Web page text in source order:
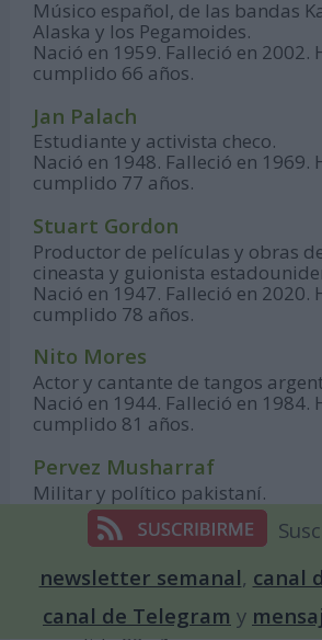
Músico español, de las bandas
Alaska y los Pegamoides.
Nació en 1959. Falleció en 2002.
cumplido 66 años.
Jan Palach
Estudiante y activista checo.
Nació en 1948. Falleció en 1969.
cumplido 77 años.
Stuart Gordon
Productor de películas y obras
cineasta y guionista
Nació en 1947. Falleció en 2020.
cumplido 78 años.
Nito Mores
Actor y cantante de tangos
Nació en 1944. Falleció en 1984.
cumplido 81 años.
Pervez Musharraf
Militar y político pakistaní.
Nació en 1943. Falleció en 2023.
cumplido 82 años.
Jerry Falwell
Pastor estadounidense.
Nació en 1933. Falleció en
newsletter semanal, canal
canal de Telegram y